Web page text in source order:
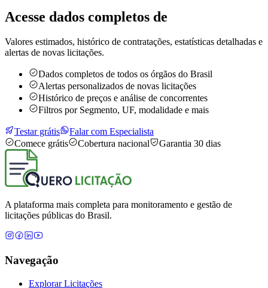
Acesse dados completos de
Valores estimados, histórico de contratações, estatísticas detalhadas e
alertas de novas licitações.
Dados completos de todos os órgãos do Brasil
Alertas personalizados de novas licitações
Histórico de preços e análise de concorrentes
Filtros por Segmento, UF, modalidade e mais
Testar grátis
Falar com Especialista
Comece grátis
Cobertura nacional Garantia 30 dias
A plataforma mais completa para monitoramento e gestão de
licitações públicas do Brasil.
Navegação
Explorar Licitações